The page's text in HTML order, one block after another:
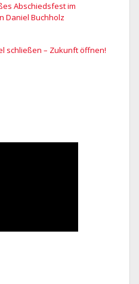
Abschiedsfest im
Daniel Buchholz
schließen – Zukunft öffnen!